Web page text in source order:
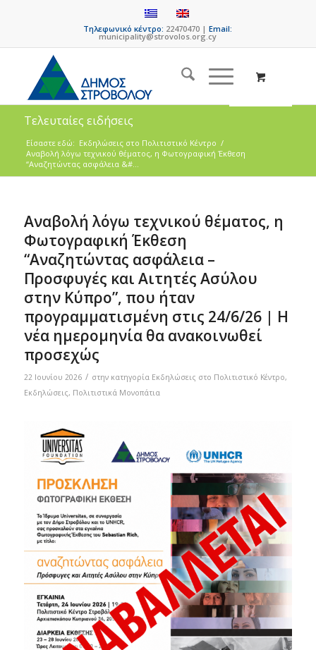
Τηλεφωνικό κέντρο: 22470470 |Email:
municipality@strovolos.org.cy
Τελευταίες ειδήσεις
Είσαστε εδώ: Eκδηλώσεις στο Πολιτιστικό Κέντρο /
Αναβολή λόγω τεχνικού θέματος, η Φωτογραφική Έκθεση
“Αναζητώντας ασφάλεια &#...
Αναβολή λόγω τεχνικού θέματος, η
Φωτογραφική Έκθεση
“Αναζητώντας ασφάλεια –
Προσφυγές και Αιτητές Ασύλου
στην Κύπρο”, που ήταν
προγραμματισμένη στις 24/6/26 | Η
νέα ημερομηνία θα ανακοινωθεί
προσεχώς
22 Ιουνίου 2026 / στην κατηγορία Eκδηλώσεις στο Πολιτιστικό Κέντρο,
Εκδηλώσεις, Πολιτιστικά Μονοπάτια